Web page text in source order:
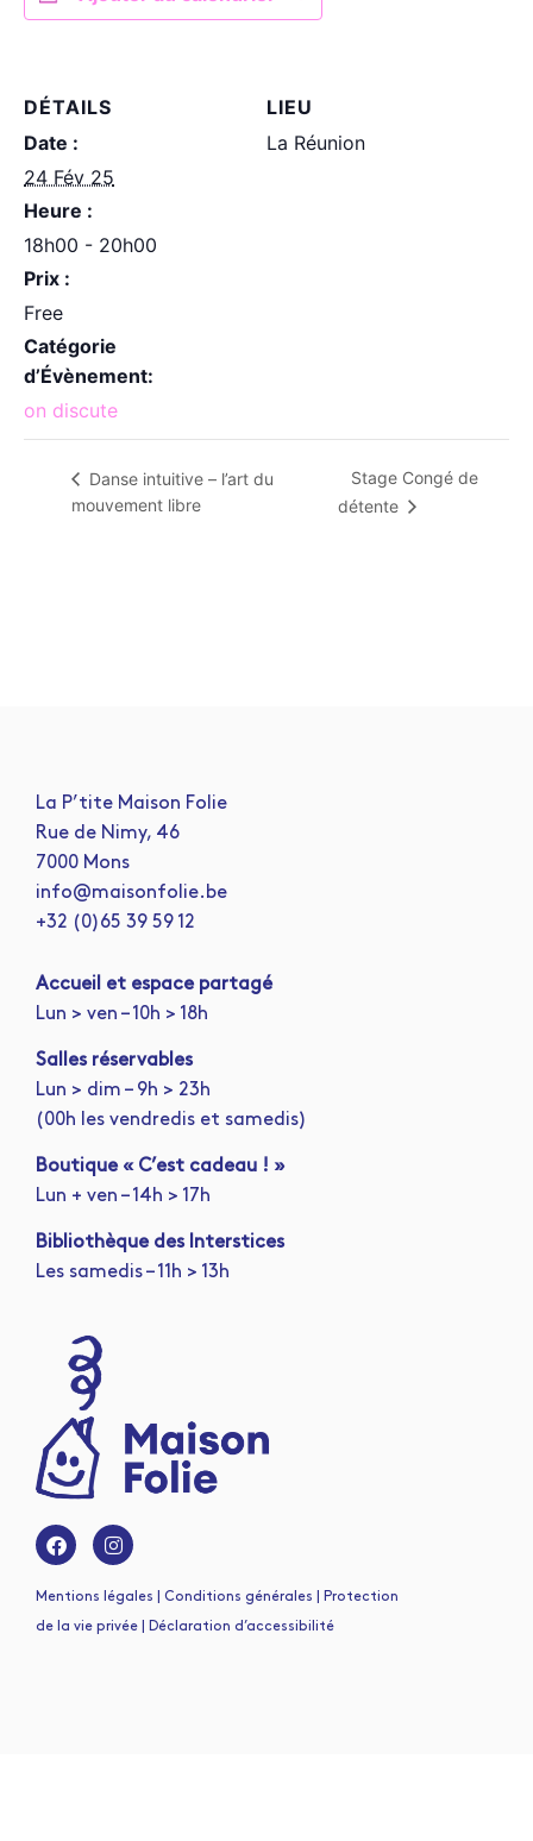
DÉTAILS
Date :
24 Fév 25
Heure :
18h00 - 20h00
Prix :
Free
Catégorie
d’Évènement:
on discute
LIEU
La Réunion
Danse intuitive – l’art du
mouvement libre
Stage Congé de
détente
La P’tite Maison Folie
Rue de Nimy, 46
7000 Mons
info@maisonfolie.be
+32 (0)65 39 59 12
Accueil et espace partagé
Lun > ven – 10h > 18h
Salles réservables
Lun > dim – 9h > 23h
(00h les vendredis et samedis)
Boutique « C’est cadeau ! »
Lun + ven – 14h > 17h
Bibliothèque des Interstices
Les samedis – 11h > 13h
Mentions légales | Conditions générales | Protection
de la vie privée | Déclaration d’accessibilité